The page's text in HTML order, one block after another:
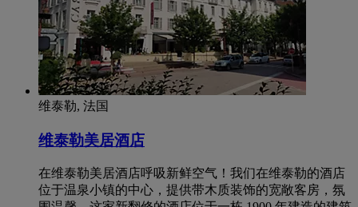
维泰勒, 法国
维泰勒美居酒店
在维泰勒美居酒店呼吸新鲜空气！我们在维泰勒的酒店
位于温泉小镇的中心，提供带木质装饰的宽敞客房，氛